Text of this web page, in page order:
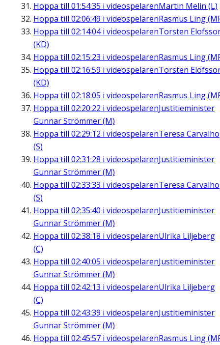
Hoppa till 01:54:35 i videospelarenMartin Melin (L)
Hoppa till 02:06:49 i videospelarenRasmus Ling
Hoppa till 02:14:04i videospelarenTorsten
(KD)
Hoppa till 02:15:23 i videospelarenRasmus Ling
Hoppa till 02:16:59 i videospelarenTorsten
(KD)
Hoppa till 02:18:05 i videospelarenRasmus Ling
Hoppa till 02:20:22 i videospelarenJustitieminister
Gunnar Strömmer (M)
Hoppa till 02:29:12 i videospelarenTeresa Carvalho
(S)
Hoppa till 02:31:28 i videospelarenJustitieminister
Gunnar Strömmer (M)
Hoppa till 02:33:33 i videospelarenTeresa Carvalho
(S)
Hoppa till 02:35:40 i videospelarenJustitieminister
Gunnar Strömmer (M)
Hoppa till 02:38:18 i videospelarenUlrika Liljeberg
(C)
Hoppa till 02:40:05 i videospelarenJustitieminister
Gunnar Strömmer (M)
Hoppa till 02:42:13 i videospelarenUlrika Liljeberg
(C)
Hoppa till 02:43:39 i videospelarenJustitieminister
Gunnar Strömmer (M)
Hoppa till 02:45:57 i videospelarenRasmus Ling